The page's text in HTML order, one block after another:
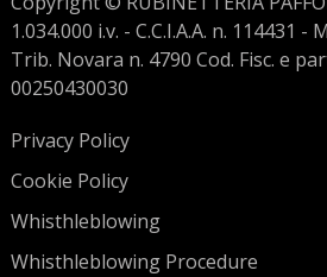
1.034.000 i.v. - C.C.I.A.A. n. 114431 -
Trib. Novara n. 4790 Cod. Fisc. e
00250430030
Privacy Policy
Cookie Policy
Whisthleblowing
Whisthleblowing Procedure